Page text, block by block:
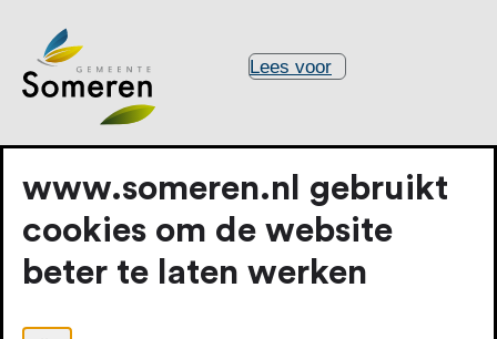
Lees voor
www.someren.nl gebruikt
cookies om de website
beter te laten werken